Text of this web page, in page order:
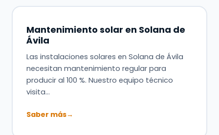
Mantenimiento solar en Solana de
Ávila
Las instalaciones solares en Solana de Ávila
necesitan mantenimiento regular para
producir al 100 %. Nuestro equipo técnico
visita…
Saber más→